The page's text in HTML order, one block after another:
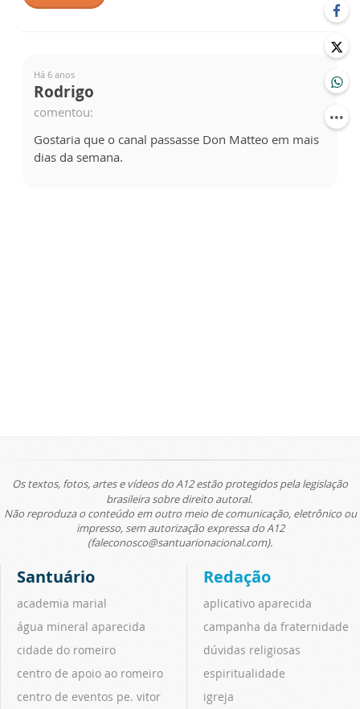
Há 6 anos
Rodrigo
comentou:
Gostaria que o canal passasse Don Matteo em mais
dias da semana.
Os textos, fotos, artes e vídeos do A12 estão protegidos pela legislação
brasileira sobre direito autoral.
Não reproduza o conteúdo em outro meio de comunicação, eletrônico ou
impresso, sem autorização expressa do A12
(faleconosco@santuarionacional.com).
Santuário
academia marial
água mineral aparecida
cidade do romeiro
centro de apoio ao romeiro
centro de eventos pe. vitor
Redação
aplicativo aparecida
campanha da fraternidade
dúvidas religiosas
espiritualidade
igreja